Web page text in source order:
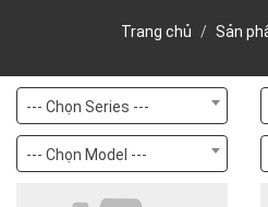
Trang chủ Sản
--- Chọn Series ---
--- Chọn Model ---